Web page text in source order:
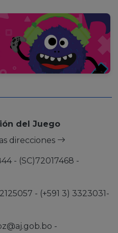
del Juego
direcciones
- (SC)72017468 -
- (+591 3) 3323031-
-